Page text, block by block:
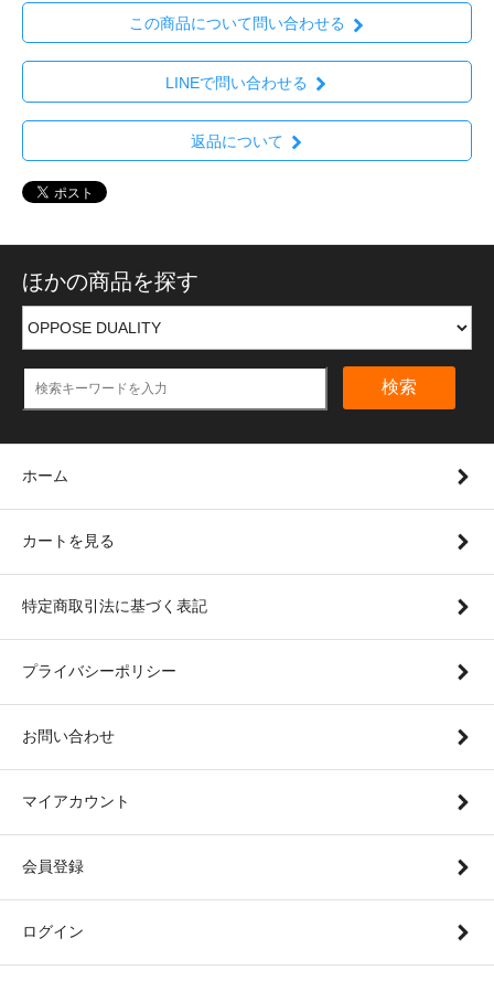
この商品について問い合わせる
LINEで問い合わせる
返品について
ほかの商品を探す
検索
ホーム
カートを見る
特定商取引法に基づく表記
プライバシーポリシー
お問い合わせ
マイアカウント
会員登録
ログイン